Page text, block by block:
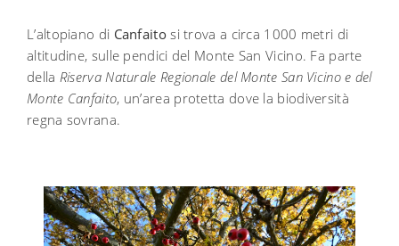
L’altopiano di Canfaitosi trova a circa 1000 metri di
altitudine, sulle pendici del Monte San Vicino. Fa parte
della Riserva Naturale Regionale del Monte San Vicino e del
Monte Canfaito, un’area protetta dove la biodiversità
regna sovrana.